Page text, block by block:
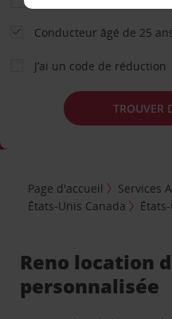
Conducteur âgé de 25
J’ai un code de réduction
TROUVER
Page d'accueil Services
États-Unis Canada
Reno location
personnalisée